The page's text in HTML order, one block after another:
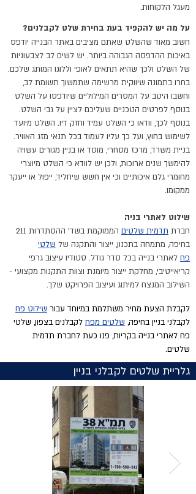
מעגל הלקוחות.
על מה יש להקפיד בעת בחירת שלט לקבלנים?
חשוב מאוד שהשלט שאתם מציבים באתר הבנייה יודפס
באיכות ההדפסה הגבוהה ביותר. יש לשים לב לצבעוניות
של השלט ולכך שהיא תתאים לאופי וללוגו המותג שלכם.
בחרו בתמונה שיווקית מרשימה שתמשוך תשומת לב,
וחשבו היטב על המסרים המילוליים שיודפסו על השלט
בנוסף לפרטים הטכניים שעליכם לציין על גבי השלט.
בנוסף לכך, וודאו כי השלט עמיד וחזק דיו. השלט מיועד
לשימוש בחוץ, ועל כך עליו לעמוד בכל תנאי מזג האוויר.
בניית משרד, מרכז מסחרי, מוסד או בניין מגורים עשויה
להימשך שנים ארוכות, ולכן יש לוודא כי השלט מיוצרי
מחומרי גלם איכותיים וכי אין חשש שיחליד, ייפול או ייעקר
ממקומו.
שילוט לאתרי בניה
חברת תדמית שלטים
הממוקמת בשד' ההסתדרות 211
בחיפה, מתמחה בתכנון, ייצור והתקנה של שלטי
פח לאתרי בנייה בכל סדר גודל. סטודיו עיצוב גרפי
קריאייטיבי, מחלקת ייצור מיומנת וצוות התקנות מקצועי -
השילוב המנצח למיתוג ועיצוב הפרויקט שלך.
לקבלת הצעת מחיר משתלמת במיוחד עבור שילוט פח
לקבלני בניין בחיפה, שלטים מפח לקבלנים בצפון, שלטי
פח לאתרי בנייה בקריות, פנו כעת לחברת תדמית
שלטים.
גלריית שלטים לקבלני בניין